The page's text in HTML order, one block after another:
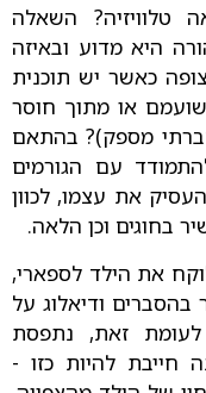
טלוויזיה? השאלה
היא מדוע ובאיזה
כאשר יש תוכנית
או מתוך חוסר
מספק)? בהתאם
עם הגורמים
את עצמו, לכוון
בחוגים וכן הלאה.
את הילד לספארי,
ודיאלוג על
לעומת זאת, נתפסת
חייבת להיות כזו -